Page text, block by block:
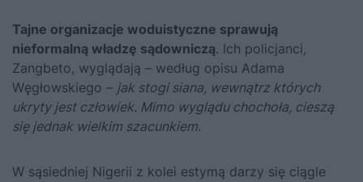
Tajne organizacje woduistyczne sprawują
nieformalną władzę sądowniczą. Ich policjanci,
Zangbeto, wyglądają – według opisu Adama
Węgłowskiego – jak stogi siana, wewnątrz których
ukryty jest człowiek. Mimo wyglądu chochoła, cieszą
się jednak wielkim szacunkiem.
W sąsiedniej Nigerii z kolei estymą darzy się ciągle